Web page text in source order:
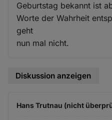
Geburtstag bekannt ist
Worte der Wahrheit
geht
nun mal nicht.
Diskussion anzeigen
Hans Trutnau (nicht